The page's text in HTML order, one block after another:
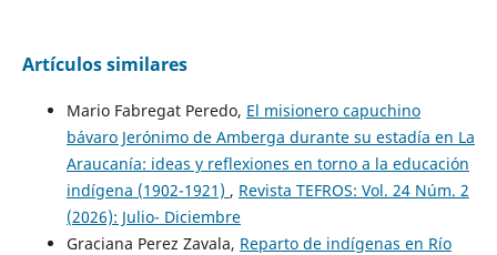
Artículos similares
Mario Fabregat Peredo, El misionero capuchino
bávaro Jerónimo de Amberga durante su estadía en La
Araucanía: ideas y reflexiones en torno a la educación
indígena (1902-1921) , Revista TEFROS: Vol. 24 Núm. 2
(2026): Julio- Diciembre
Graciana Perez Zavala, Reparto de indígenas en Río